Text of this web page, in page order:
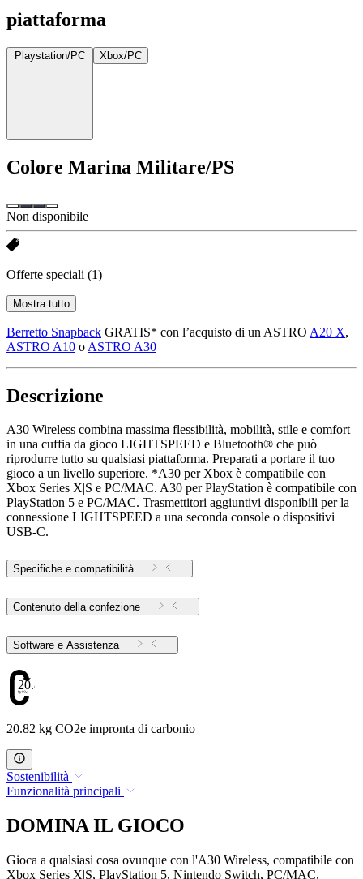
piattaforma
Playstation/PC Xbox/PC
Colore Marina Militare/PS
Non disponibile
Offerte speciali (1)
Mostra tutto
Berretto Snapback GRATIS* con l’acquisto di un ASTRO A20 X,
ASTRO A10 o ASTRO A30
Descrizione
A30 Wireless combina massima flessibilità, mobilità, stile e comfort
in una cuffia da gioco LIGHTSPEED e Bluetooth® che può
riprodurre tutto su qualsiasi piattaforma. Preparati a portare il tuo
gioco a un livello superiore. *A30 per Xbox è compatibile con
Xbox Series X|S e PC/MAC. A30 per PlayStation è compatibile con
PlayStation 5 e PC/MAC. Trasmettitori aggiuntivi disponibili per la
connessione LIGHTSPEED a una seconda console o dispositivi
USB-C.
Specifiche e compatibilità
Contenuto della confezione
Software e Assistenza
20.82
20.82 kg CO2e impronta di carbonio
Sostenibilità
Funzionalità principali
DOMINA IL GIOCO
Gioca a qualsiasi cosa ovunque con l'A30 Wireless, compatibile con
Xbox Series X|S, PlayStation 5, Nintendo Switch, PC/MAC,